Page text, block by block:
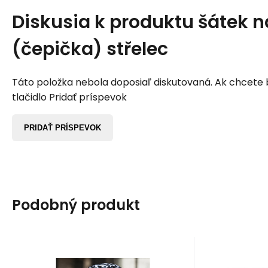
Diskusia k produktu šátek
(čepička) střelec
Táto položka nebola doposiaľ diskutovaná. Ak chcete
tlačidlo Pridať príspevok
PRIDAŤ PRÍSPEVOK
Podobný produkt
Kód:A81935
EAN: 8595706027120